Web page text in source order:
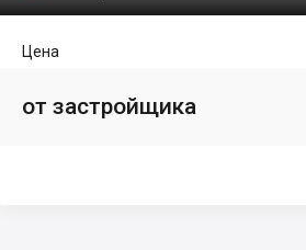
Цена
от застройщика